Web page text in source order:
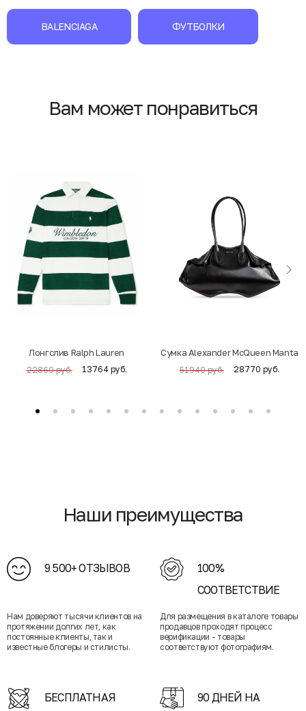
BALENCIAGA ФУТБОЛКИ
Вам может понравиться
Лонгслив Ralph Lauren
22860 руб. 13764 руб.
Cумка Alexander McQueen Manta
51940 руб. 28770 руб.
Наши преимущества
9 500+ ОТЗЫВОВ
Нам доверяют тысячи клиентов на
протяжении долгих лет, как
постоянные клиенты, так и
известные блогеры и стилисты.
100%
СООТВЕТСТВИЕ
Для размещения в каталоге товары
продавцов проходят процесс
верификации - товары
соответствуют фотографиям.
БЕСПЛАТНАЯ 90 ДНЕЙ НА